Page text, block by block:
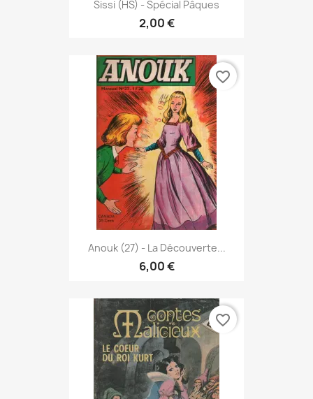
Sissi (HS) - Spécial Pâques
2,00 €
Anouk (27) - La Découverte...
6,00 €
favorite_border
favorite_border